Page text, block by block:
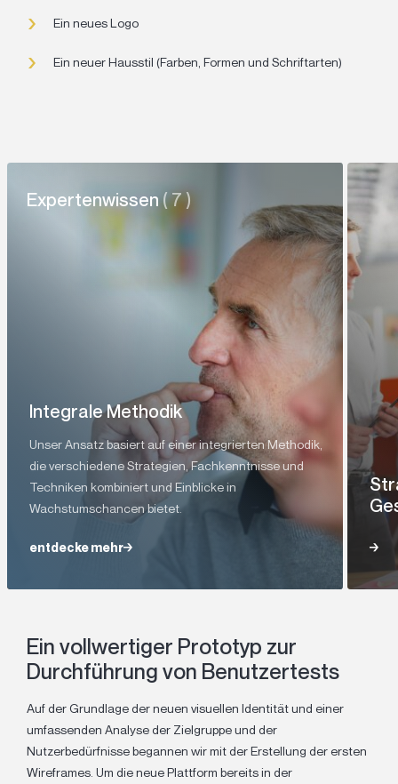
Ein neues Logo
Ein neuer Hausstil (Farben, Formen und Schriftarten)
Expertenwissen( 7 )
Integrale Methodik
Unser Ansatz basiert auf einer integrierten Methodik,
die verschiedene Strategien, Fachkenntnisse und
Techniken kombiniert und Einblicke in
Wachstumschancen bietet.
entdecke mehr
Ein vollwertiger Prototyp zur
Durchführung von Benutzertests
Auf der Grundlage der neuen visuellen Identität und einer
umfassenden Analyse der Zielgruppe und der
Nutzerbedürfnisse begannen wir mit der Erstellung der ersten
Wireframes. Um die neue Plattform bereits in der